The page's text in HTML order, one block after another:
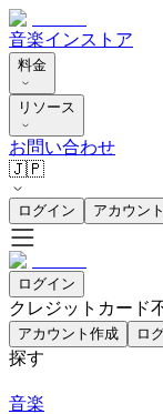
音楽インストア
料金
リソース
お問い合わせ
🇯🇵
ログイン アカウン
ログイン
クレジットカード
アカウント作成 ロ
探す
音楽